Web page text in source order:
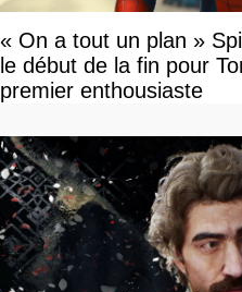
« On a tout un plan »
le début de la fin pour
premier enthousiaste